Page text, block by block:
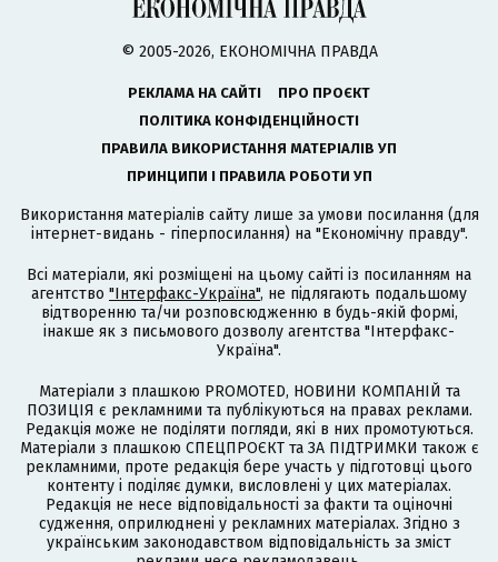
© 2005-2026, ЕКОНОМІЧНА ПРАВДА
РЕКЛАМА НА САЙТІ
ПРО ПРОЄКТ
ПОЛІТИКА КОНФІДЕНЦІЙНОСТІ
ПРАВИЛА ВИКОРИСТАННЯ МАТЕРІАЛІВ УП
ПРИНЦИПИ І ПРАВИЛА РОБОТИ УП
Використання матеріалів сайту лише за умови посилання (для
інтернет-видань - гіперпосилання) на "Економічну правду".
Всі матеріали, які розміщені на цьому сайті із посиланням на
агентство "Інтерфакс-Україна", не підлягають подальшому
відтворенню та/чи розповсюдженню в будь-якій формі,
інакше як з письмового дозволу агентства "Інтерфакс-
Україна".
Матеріали з плашкою PROMOTED, НОВИНИ КОМПАНІЙ та
ПОЗИЦІЯ є рекламними та публікуються на правах реклами.
Редакція може не поділяти погляди, які в них промотуються.
Матеріали з плашкою СПЕЦПРОЄКТ та ЗА ПІДТРИМКИ також є
рекламними, проте редакція бере участь у підготовці цього
контенту і поділяє думки, висловлені у цих матеріалах.
Редакція не несе відповідальності за факти та оціночні
судження, оприлюднені у рекламних матеріалах. Згідно з
українським законодавством відповідальність за зміст